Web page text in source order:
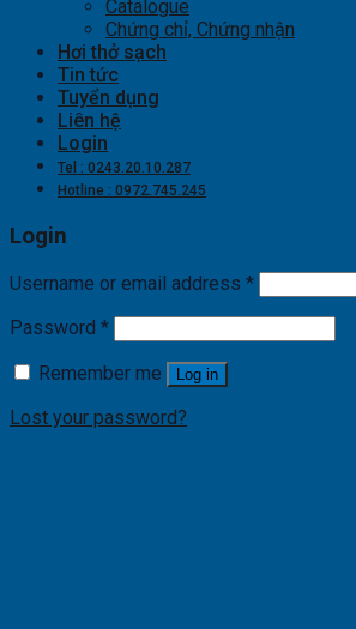
Catalogue
Chứng chỉ, Chứng nhận
Hơi thở sạch
Tin tức
Tuyển dụng
Liên hệ
Login
Tel : 0243.20.10.287
Hotline : 0972.745.245
Login
Username or email address *
Password *
Remember me
Log in
Lost your password?